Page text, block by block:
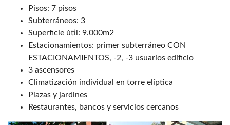
Pisos: 7 pisos
Subterráneos: 3
Superficie útil: 9.000m2
Estacionamientos: primer subterráneo CON
ESTACIONAMIENTOS, -2, -3 usuarios edificio
3 ascensores
Climatización individual en torre elíptica
Plazas y jardines
Restaurantes, bancos y servicios cercanos